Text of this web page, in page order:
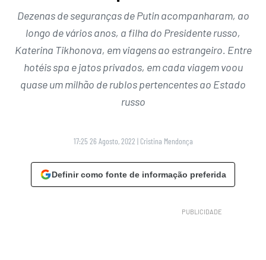
Dezenas de seguranças de Putin acompanharam, ao
longo de vários anos, a filha do Presidente russo,
Katerina Tikhonova, em viagens ao estrangeiro. Entre
hotéis spa e jatos privados, em cada viagem voou
quase um milhão de rublos pertencentes ao Estado
russo
17:25 26 Agosto, 2022 | Cristina Mendonça
Definir como fonte de informação preferida